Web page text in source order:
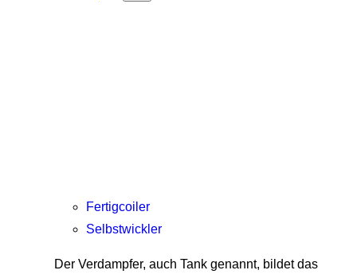
Fertigcoiler
Selbstwickler
Der Verdampfer, auch Tank genannt, bildet das